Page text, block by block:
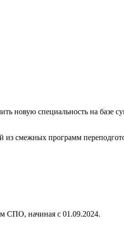
новую специальность на
смежных программ
СПО, начиная с 01.09.2024.